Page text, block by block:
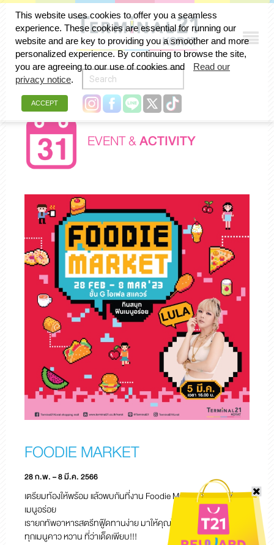
EVENT &ACTIVITY
FOODIE MARKET
28 ก.พ. – 8 มี.ค. 2566
เตรียมท้องให้พร้อม แล้วพบกันที่งาน Foodie Market กินสนุก ฟิน
เมนูอร่อย
เรายกทัพอาหารสตรีทฟู๊ดทานง่าย มาให้คุณได้เลือกชิมให้จุใจ รวม
ทุกเมนูคาว หวาน ที่ว่าเด็ดเพียบ!!!
This website uses cookies to offer you a seamless
experience. These cookies are essential for running our
website and are key to providing you a smoother and more
personalized experience. By continuing to browse the site,
you are agreeing to our use of cookies and
Read our
privacy notice.
ACCEPT